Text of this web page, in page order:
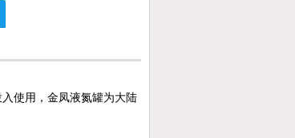
使用，金凤液氮罐为大陆